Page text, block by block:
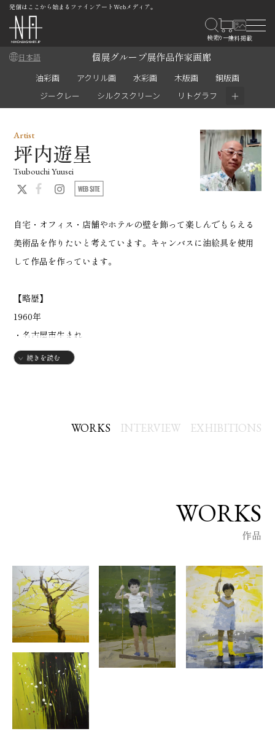
発信はここから始まるファインアートWebメディア。
日本語 個展グループ展作品作家画廊
油彩画 アクリル画 水彩画 木版画
銅版画
ジークレー
シルクスクリーン リトグラフ ＋
自宅・オフィス・店舗やホテルの壁を飾って楽しんでもらえる
美術品を作りたいと考えています。キャンバスに油絵具を使用
して作品を作っています。
【略歴】
1960年
・名古屋市生まれ
1984年
2021年
・京都市FUJITAYA「AI Collection展」
2022年
・名古屋市ギャラリー彩「第8回 新たな表現者たち」
・名古屋市ギャラリー彩「概念タケオ・坪内遊星展」
2023年
・名古屋市ギャラリー彩「第9回 新たな表現者たち」
続きを読む
Artist
坪内遊星
Tsubouchi Yuusei
WORKS INTERVIEW EXHIBITIONS
WORKS
作品